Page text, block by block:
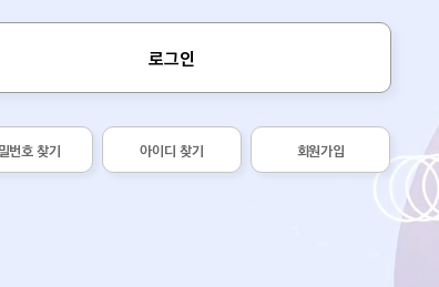
로그인
번호 찾기 아이디 찾기 회원가입